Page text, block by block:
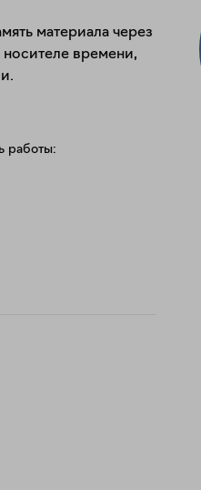
материала через
времени,
работы: